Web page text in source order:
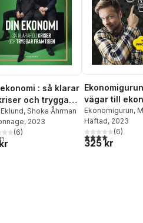
: så klarar
och tryggar
, Shoka Åhrman
, 2023
5 stjärnor. Totalt antal röster:
(6)
vägar till
frihet
Ekonomigurun,
Andersson
Häftad, 2023
4,0utav 5(6)
325 kr